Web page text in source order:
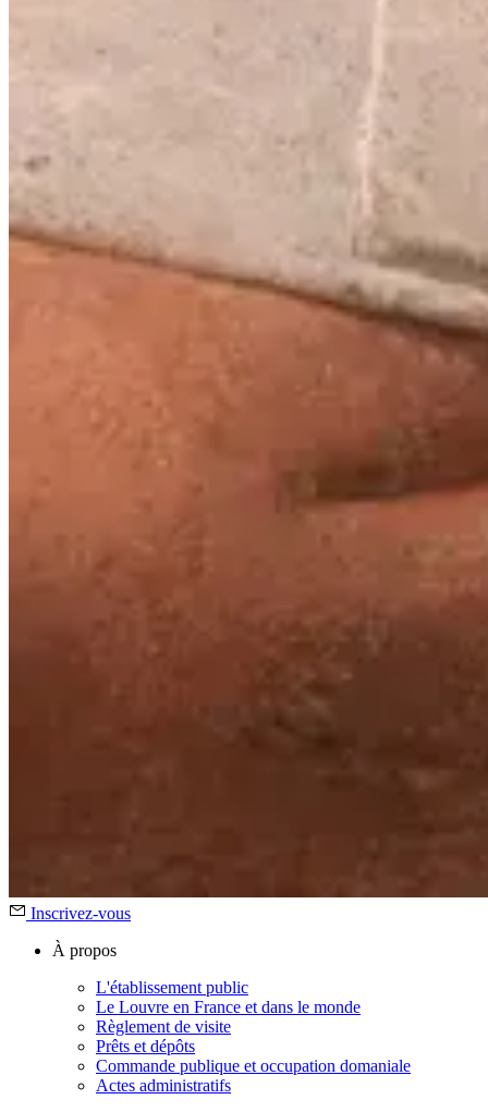
Inscrivez-vous
À propos
L'établissement public
Le Louvre en France et dans le monde
Règlement de visite
Prêts et dépôts
Commande publique et occupation domaniale
Actes administratifs